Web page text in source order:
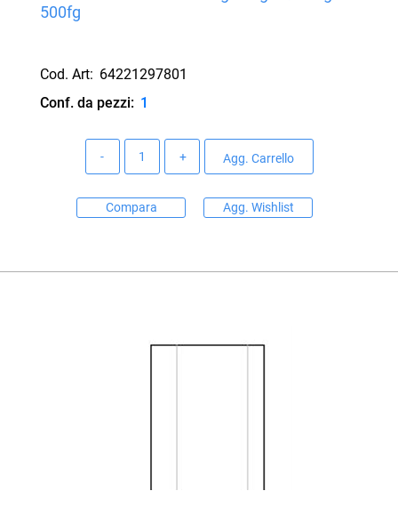
500fg
Cod. Art: 64221297801
Conf. da pezzi: 1
Agg. Carrello
Compara Agg. Wishlist